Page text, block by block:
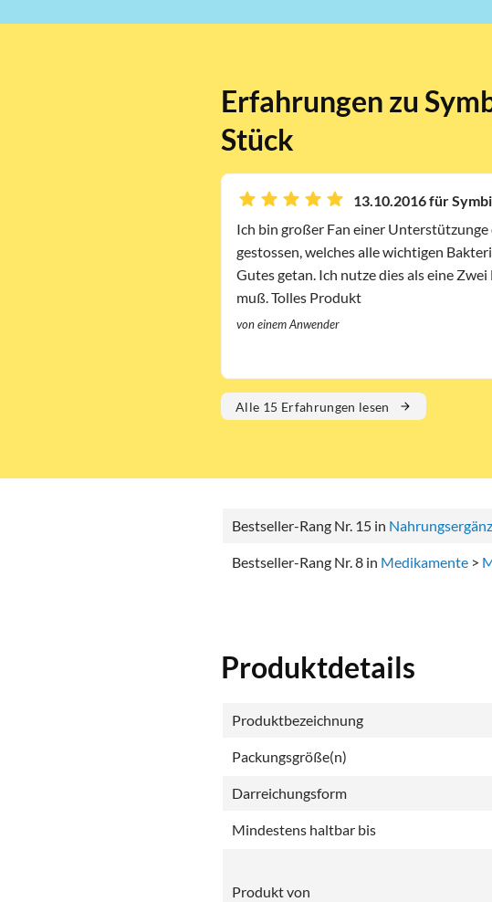
Erfahrungen zu
Stück
13.10.2016 für
Ich bin großer Fan einer
gestossen, welches alle wichtigen
Gutes getan. Ich nutze dies als eine
muß. Tolles Produkt
von einem Anwender
Alle 15 Erfahrungen lesen
Bestseller-Rang Nr. 15 in
Bestseller-Rang Nr. 8 in Medikamente >
Produktdetails
Produktbezeichnung
Packungsgröße(n)
Darreichungsform
Mindestens haltbar bis
Produkt von